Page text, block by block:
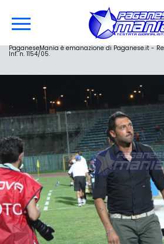
PaganeseMania è emanazione di Paganese.it -
Inf. n. 1154/05.